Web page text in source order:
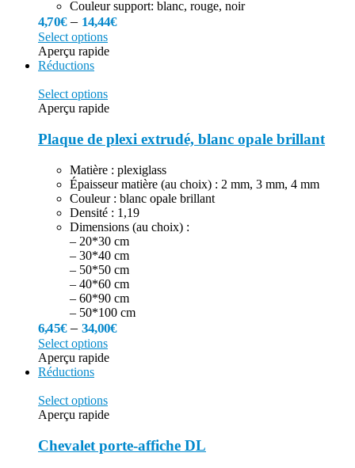
Couleur support: blanc, rouge, noir
4,70€– 14,44€
Select options
Aperçu rapide
Réductions
Select options
Aperçu rapide
Plaque de plexi extrudé, blanc opale brillant
Matière : plexiglass
Épaisseur matière (au choix) : 2 mm, 3 mm, 4 mm
Couleur : blanc opale brillant
Densité : 1,19
Dimensions (au choix) :
– 20*30 cm
– 30*40 cm
– 50*50 cm
– 40*60 cm
– 60*90 cm
– 50*100 cm
6,45€–34,00€
Select options
Aperçu rapide
Réductions
Select options
Aperçu rapide
Chevalet porte-affiche DL